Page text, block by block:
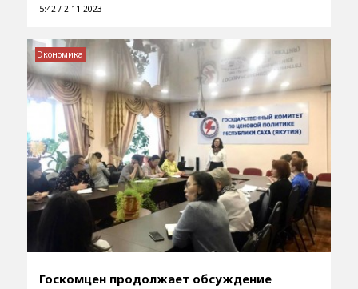
5:42 / 2.11.2023
Госкомцен продолжает обсуждение
Экономика